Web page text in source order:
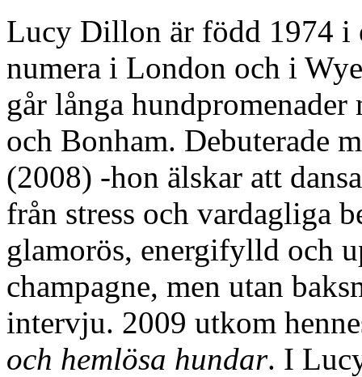
Lucy Dillon är född 1974 i
numera i London och i
går långa hundpromenader
och Bonham. Debuterade
(2008) -hon älskar att
från stress och vardagliga
glamorös, energifylld och
champagne, men utan
intervju. 2009 utkom
och hemlösa hundar. I